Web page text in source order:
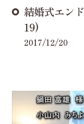
結婚式エン
19)
2017/12/20